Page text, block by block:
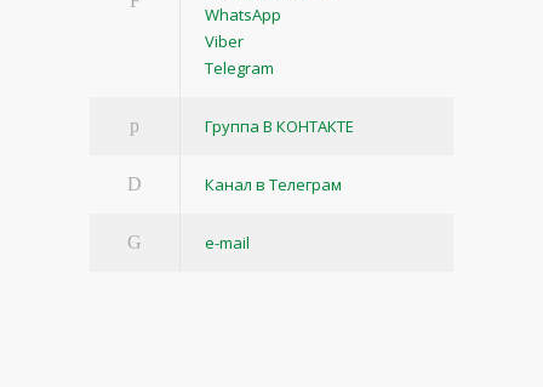
WhatsApp
Viber
Telegram
Группа В КОНТАКТЕ
Канал в Телеграм
e-mail